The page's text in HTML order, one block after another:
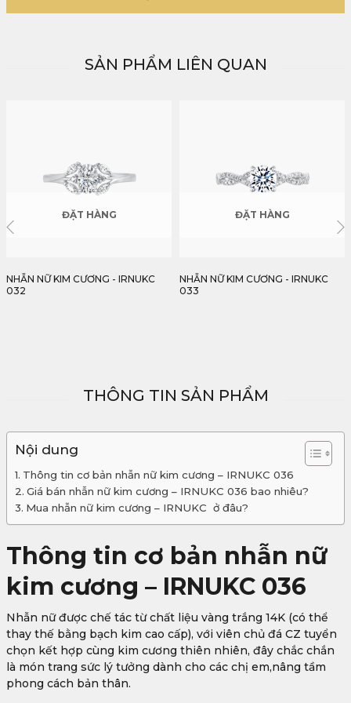
SẢN PHẨM LIÊN QUAN
ĐẶT HÀNG
NHẪN NỮ KIM CƯƠNG - IRNUKC
ĐẶT HÀNG
NHẪN NỮ KIM CƯƠNG - IRNUKC
THÔNG TIN SẢN PHẨM
Nội dung
Thông tin cơ bản nhẫn nữ kim cương – IRNUKC 036
Giá bán nhẫn nữ kim cương – IRNUKC 036 bao nhiêu?
Mua nhẫn nữ kim cương – IRNUKC ở đâu?
Thông tin cơ bản nhẫn nữ
kim cương – IRNUKC 036
Nhẫn nữ được chế tác từ chất liệu vàng trắng 14K (có thể
thay thế bằng bạch kim cao cấp), với viên chủ đá CZ tuyển
chọn kết hợp cùng kim cương thiên nhiên, đây chắc chắn
là món trang sức lý tưởng dành cho các chị em,nâng tầm
phong cách bản thân.